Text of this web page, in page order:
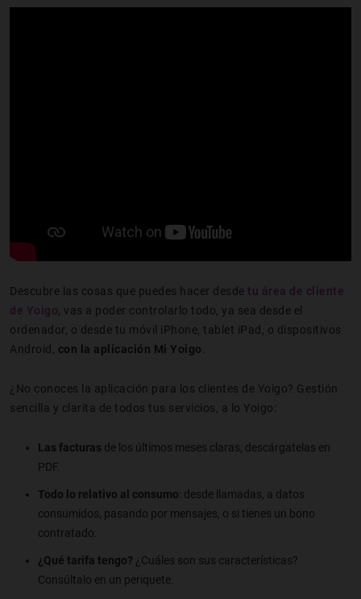
Descubre las cosas que puedes hacer desde tu área de cliente
de Yoigo , vas a poder controlarlo todo, ya sea desde el
ordenador, o desde tu móvil iPhone, tablet iPad, o dispositivos
Android, con la aplicación Mi Yoigo
¿No conoces la aplicación para los clientes de Yoigo? Gestión
sencilla y clarita de todos tus servicios, a lo Yoigo:
Las facturas de los últimos meses claras, descárgatelas en
PDF.
Todo lo relativo al consumo: desde llamadas, a datos
consumidos, pasando por mensajes, o si tienes un bono
contratado.
¿Qué tarifa tengo? ¿Cuáles son sus características?
Consúltalo en un periquete.